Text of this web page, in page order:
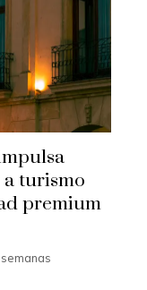
turismo
premium